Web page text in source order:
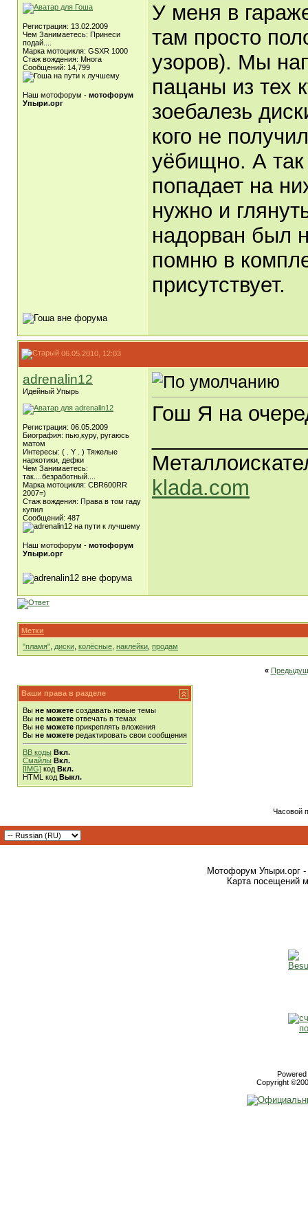
Регистрация: 13.02.2009
Чем Занимаетесь: Принеси
подай....
Марка мотоцикля: GSXR 1000
Стаж вождения: Многа
Сообщений: 14,799
Наш мотофорум - мотофорум
Упыри.орг
У меня в
там просто
узоров). Мы
пацаны из тех
зоебалезь
кого не
уёбищно. А так
попадает на
нужно и
надорван был
помню в
присутствует.
06.05.2010, 12:03
adrenalin12
Идейный Упырь
Регистрация: 06.05.2009
Биография: пью,куру, ругаюсь
матом
Интересы: ( . Y . ) Тяжелые
наркотики, дефки
Чем Занимаетесь:
так....безработный....
Марка мотоцикля: CBR600RR
2007=)
Стаж вождения: Права в том гаду
купил
Сообщений: 487
Наш мотофорум - мотофорум
Упыри.орг
Гош Я на
klada.com
Метки
"пламя" диски колёсные наклейки продам
«
Ваши права в разделе
Вы не можете создавать новые темы
Вы не можете отвечать в темах
Вы не можете прикреплять вложения
Вы не можете редактировать свои сообщения
BB коды Вкл.
Смайлы Вкл.
[IMG] код Вкл.
HTML код Выкл.
Часовой
Мотофорум Упыри.орг -
Карта посещений
Copyright